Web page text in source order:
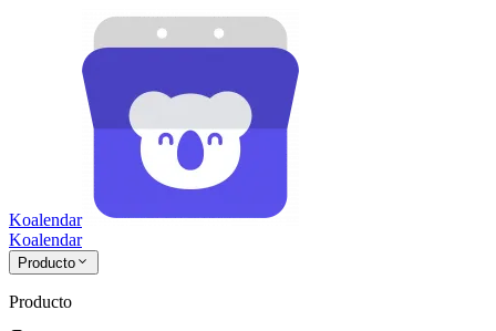
Koalendar
Koalendar
Producto
Producto